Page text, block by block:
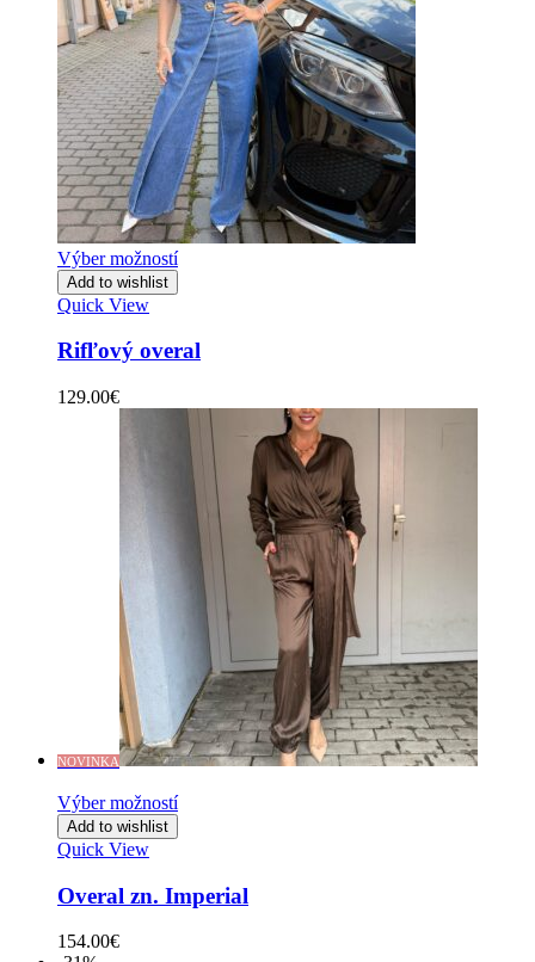
Výber možností
Add to wishlist
Quick View
Rifľový overal
129.00€
NOVINKA
Výber možností
Add to wishlist
Quick View
Overal zn. Imperial
154.00€